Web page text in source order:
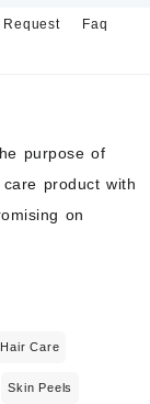
Faq
purpose of
product with
on
Hair Care
Skin Peels